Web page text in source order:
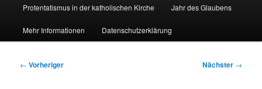
Protentatismus in der katholischen Kirche Jahr des Glaubens
Mehr Informationen Datenschutzerklärung
Beitragsnavigation
← Vorheriger Nächster →